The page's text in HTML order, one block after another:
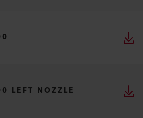
LEFT NOZZLE